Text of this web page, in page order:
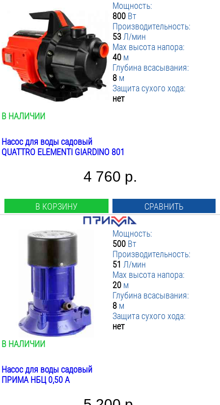
Мощность:
800 Вт
Производительность:
53 Л/мин
Max высота напора:
40 м
Глубина всасывания:
8 м
Защита сухого хода:
нет
В НАЛИЧИИ
Насос для воды садовый
QUATTRO ELEMENTI GIARDINO 801
4 760 р.
В КОРЗИНУ СРАВНИТЬ
Мощность:
500 Вт
Производительность:
51 Л/мин
Max высота напора:
20 м
Глубина всасывания:
8 м
Защита сухого хода:
нет
В НАЛИЧИИ
Насос для воды садовый
ПРИМА НБЦ 0,50 А